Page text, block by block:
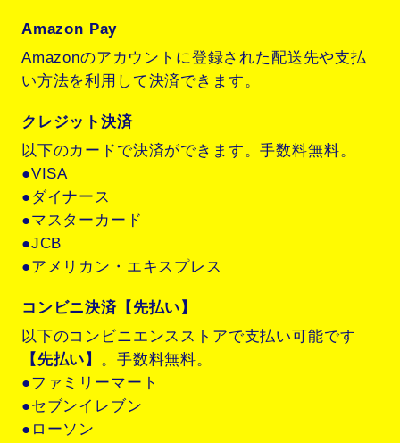
Amazon Pay
Amazonのアカウントに登録された配送先や支払
い方法を利用して決済できます。
クレジット決済
以下のカードで決済ができます。手数料無料。
●VISA
●ダイナース
●マスターカード
●JCB
●アメリカン・エキスプレス
コンビニ決済【先払い】
以下のコンビニエンスストアで支払い可能です
【先払い】 。手数料無料。
●ファミリーマート
●セブンイレブン
●ローソン